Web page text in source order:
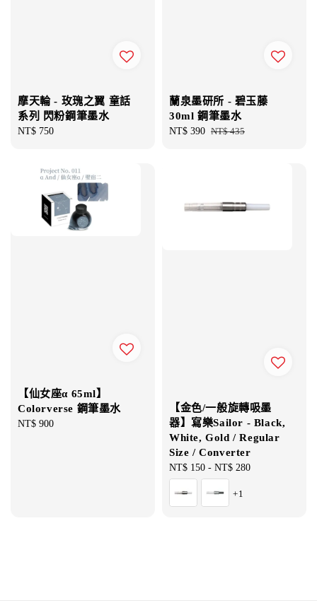
摩天輪 - 玫瑰之翼 童話
系列 閃粉鋼筆墨水
Regular
NT$ 750
蘭泉墨研所 - 碧玉藤
30ml 鋼筆墨水
Sale
NT$ 390 Regular
NT$ 435
【仙女座α 65ml】
Colorverse 鋼筆墨水
Regular
NT$ 900
【金色/一般旋轉吸墨
器】寫樂Sailor - Black,
White, Gold / Regular
Size / Converter
Regular
price
NT$ 150 - NT$ 280
+1